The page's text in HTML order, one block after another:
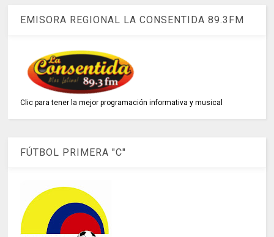
EMISORA REGIONAL LA CONSENTIDA 89.3FM
Clic para tener la mejor programación informativa y musical
FÚTBOL PRIMERA "C"